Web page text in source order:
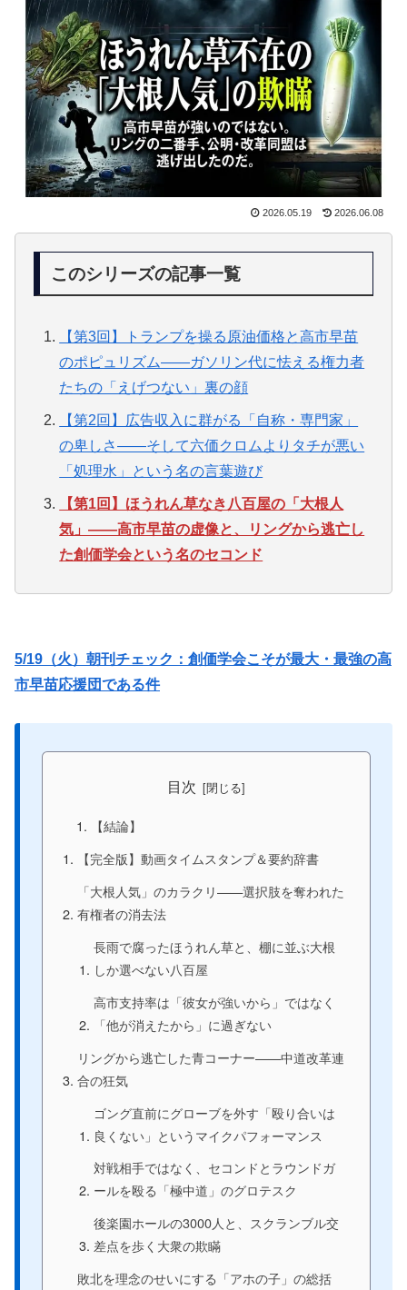
2026.05.19 2026.06.08
このシリーズの記事一覧
【第3回】トランプを操る原油価格と高市早苗
のポピュリズム——ガソリン代に怯える権力者
たちの「えげつない」裏の顔
【第2回】広告収入に群がる「自称・専門家」
の卑しさ——そして六価クロムよりタチが悪い
「処理水」という名の言葉遊び
【第1回】ほうれん草なき八百屋の「大根人
気」——高市早苗の虚像と、リングから逃亡し
た創価学会という名のセコンド
5/19（火）朝刊チェック：創価学会こそが最大・最強の高
市早苗応援団である件
目次
【結論】
【完全版】動画タイムスタンプ＆要約辞書
「大根人気」のカラクリ——選択肢を奪われた
有権者の消去法
長雨で腐ったほうれん草と、棚に並ぶ大根
しか選べない八百屋
高市支持率は「彼女が強いから」ではなく
「他が消えたから」に過ぎない
リングから逃亡した青コーナー——中道改革連
合の狂気
ゴング直前にグローブを外す「殴り合いは
良くない」というマイクパフォーマンス
対戦相手ではなく、セコンドとラウンドガ
ールを殴る「極中道」のグロテスク
後楽園ホールの3000人と、スクランブル交
差点を歩く大衆の欺瞞
敗北を理念のせいにする「アホの子」の総括